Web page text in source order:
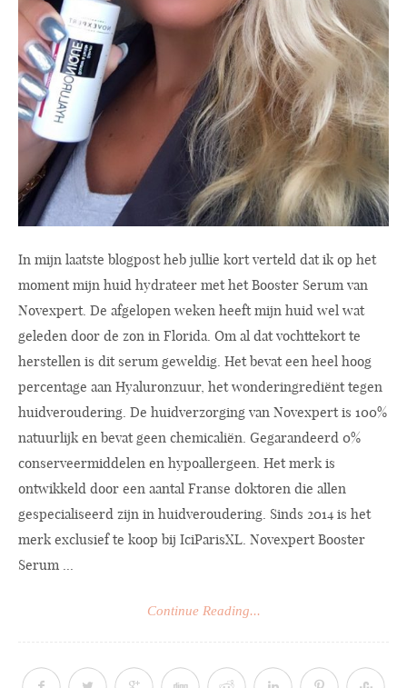
In mijn laatste blogpost heb jullie kort verteld dat ik op het
moment mijn huid hydrateer met het Booster Serum van
Novexpert. De afgelopen weken heeft mijn huid wel wat
geleden door de zon in Florida. Om al dat vochttekort te
herstellen is dit serum geweldig. Het bevat een heel hoog
percentage aan Hyaluronzuur, het wonderingrediënt tegen
huidveroudering. De huidverzorging van Novexpert is 100%
natuurlijk en bevat geen chemicaliën. Gegarandeerd 0%
conserveermiddelen en hypoallergeen. Het merk is
ontwikkeld door een aantal Franse doktoren die allen
gespecialiseerd zijn in huidveroudering. Sinds 2014 is het
merk exclusief te koop bij IciParisXL. Novexpert Booster
Serum ...
Continue Reading...